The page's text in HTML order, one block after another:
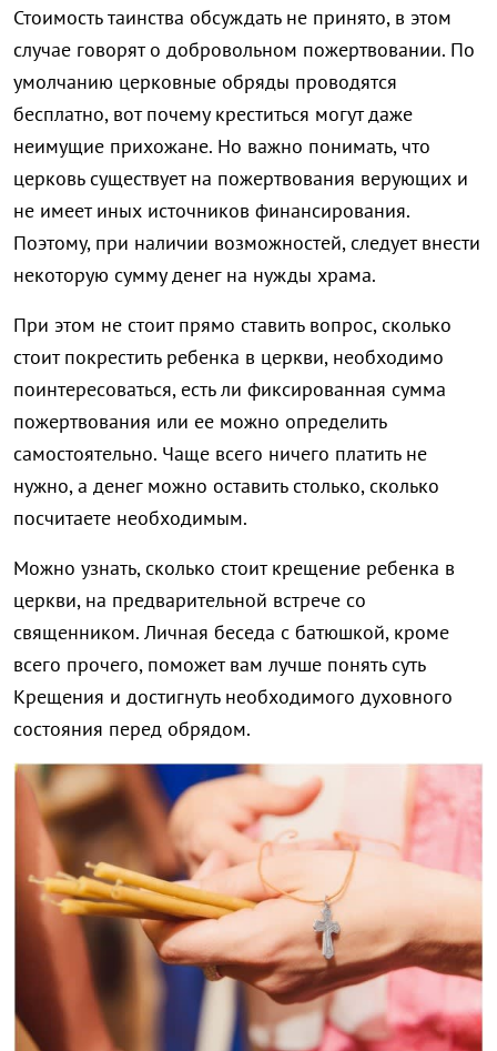
Стоимость таинства обсуждать не принято, в этом
случае говорят о добровольном пожертвовании. По
умолчанию церковные обряды проводятся
бесплатно, вот почему креститься могут даже
неимущие прихожане. Но важно понимать, что
церковь существует на пожертвования верующих и
не имеет иных источников финансирования.
Поэтому, при наличии возможностей, следует внести
некоторую сумму денег на нужды храма.
При этом не стоит прямо ставить вопрос, сколько
стоит покрестить ребенка в церкви, необходимо
поинтересоваться, есть ли фиксированная сумма
пожертвования или ее можно определить
самостоятельно. Чаще всего ничего платить не
нужно, а денег можно оставить столько, сколько
посчитаете необходимым.
Можно узнать, сколько стоит крещение ребенка в
церкви, на предварительной встрече со
священником. Личная беседа с батюшкой, кроме
всего прочего, поможет вам лучше понять суть
Крещения и достигнуть необходимого духовного
состояния перед обрядом.